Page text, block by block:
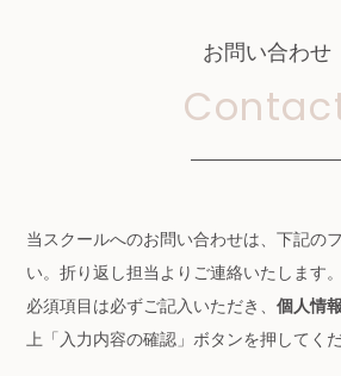
FAQ
公式
LINE友達登
お問い合わせ
当スクールへのお問い合わせは、下記の
い。折り返し担当よりご連絡いたします。
必須項目は必ずご記入いただき、個人情
上「入力内容の確認」ボタンを押してくだ